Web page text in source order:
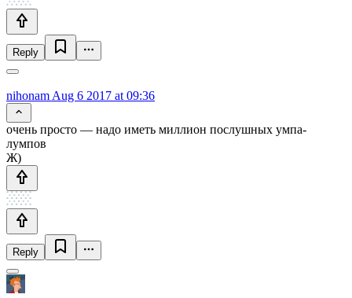
Reply
nihonam Aug 6 2017 at 09:36
очень просто — надо иметь миллион послушных умпа-
лумпов
Ж)
Reply